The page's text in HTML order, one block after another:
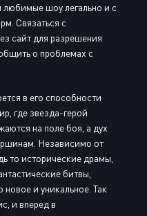
любимые шоу легально и с
Связаться с
сайт для разрешения
о проблемах с
в его способности
где звезда-герой
на поле боя, а дух
Независимо от
то исторические драмы,
битвы,
и уникальное. Так
и вперед в